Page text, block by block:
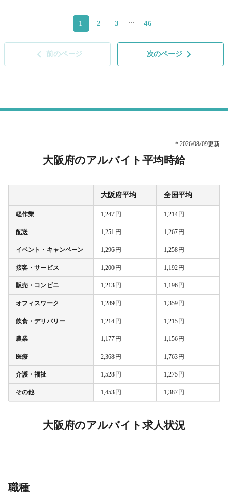
りさせて頂くことがございます。
前のページ
1 2 3 ... 46
次のページ
＊2026/08/09更新
大阪府のアルバイト平均時給
大阪府平均 全国平均
軽作業 1,247円 1,214円
配送 1,251円 1,267円
イベント・キャンペーン 1,296円 1,258円
接客・サービス 1,200円 1,192円
販売・コンビニ 1,213円 1,196円
オフィスワーク 1,289円 1,359円
飲食・デリバリー 1,214円 1,215円
農業 1,177円 1,156円
医療 2,368円 1,763円
介護・福祉 1,528円 1,275円
その他 1,453円 1,387円
大阪府のアルバイト求人状況
職種